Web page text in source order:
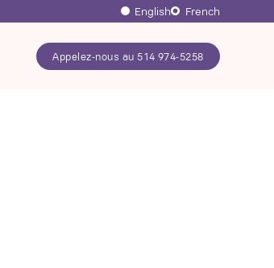
English French
Appelez-nous au 514 974-5258